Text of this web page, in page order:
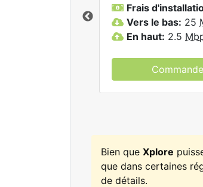
Frais
Vers le bas: 25
En haut: 2.5
Bien que Xplore
que dans certaines
de détails.